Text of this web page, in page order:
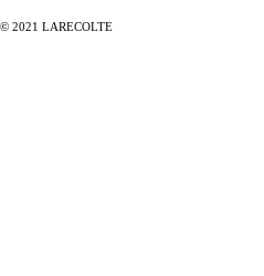
© 2021 LARECOLTE